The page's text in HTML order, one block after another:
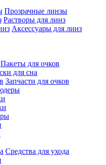
Прозрачные линзы
Растворы для линз
Аксессуары для линз
Пакеты для очков
для сна
Запчасти для очков
Средства для ухода